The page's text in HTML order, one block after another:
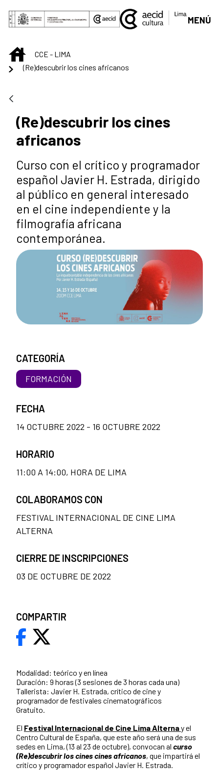
Saltar al contenido principal
MENÚ
INICIOCCE - LIMA
(Re)descubrir los cines africanos
(Re)descubrir los cines
africanos
Curso con el crítico y programador
español Javier H. Estrada, dirigido
al público en general interesado
en el cine independiente y la
filmografía africana
contemporánea.
Modalidad: teórico y en línea
Duración: 9 horas (3 sesiones de 3 horas cada una)
Tallerista: Javier H. Estrada, crítico de cine y
programador de festivales cinematográficos
Gratuito.
El Festival Internacional de Cine Lima Alternay el
Centro Cultural de España, que este año será una de sus
sedes en Lima, (13 al 23 de octubre), convocan al curso
(Re)descubrir los cines cines africanos, que impartirá el
crítico y programador español Javier H. Estrada.
CATEGORÍA
FORMACIÓN
FECHA
14 OCTUBRE 2022 - 16 OCTUBRE 2022
HORARIO
11:00 A 14:00, HORA DE LIMA
COLABORAMOS CON
FESTIVAL INTERNACIONAL DE CINE LIMA
ALTERNA
CIERRE DE INSCRIPCIONES
03 DE OCTUBRE DE 2022
COMPARTIR